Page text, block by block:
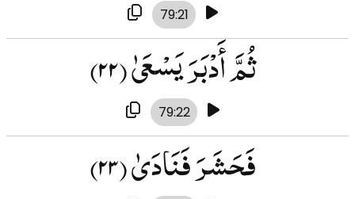
79:21
ثُمَّ أَدْبَرَ يَسْعَىٰ(۲۲)
79:22
فَحَشَرَ فَنَادَىٰ(۲۳)